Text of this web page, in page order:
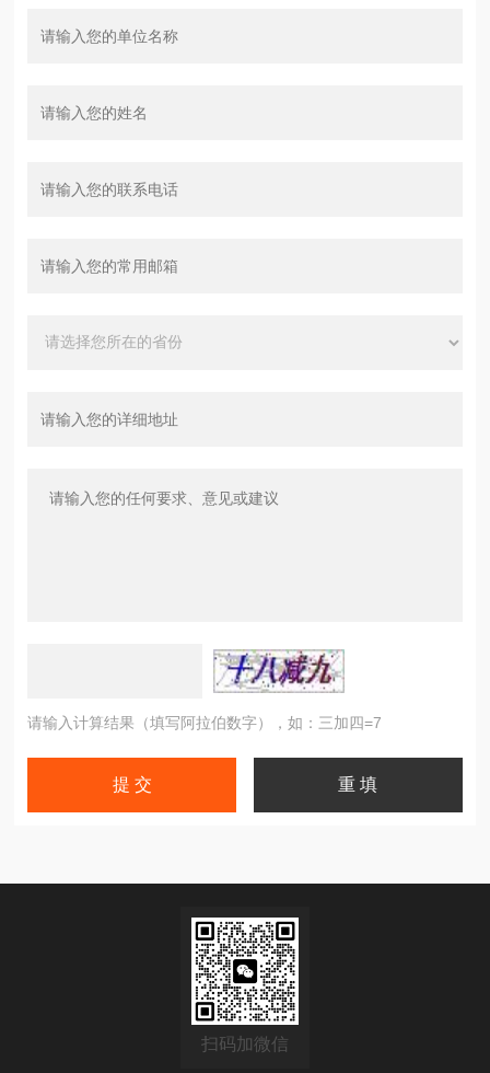
请输入计算结果（填写阿拉伯数字），如：三加四=7
扫码加微信